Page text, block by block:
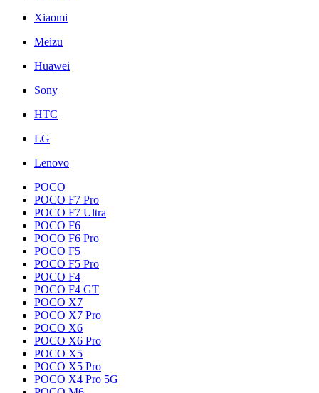
Xiaomi
Meizu
Huawei
Sony
HTC
LG
Lenovo
POCO
POCO F7 Pro
POCO F7 Ultra
POCO F6
POCO F6 Pro
POCO F5
POCO F5 Pro
POCO F4
POCO F4 GT
POCO X7
POCO X7 Pro
POCO X6
POCO X6 Pro
POCO X5
POCO X5 Pro
POCO X4 Pro 5G